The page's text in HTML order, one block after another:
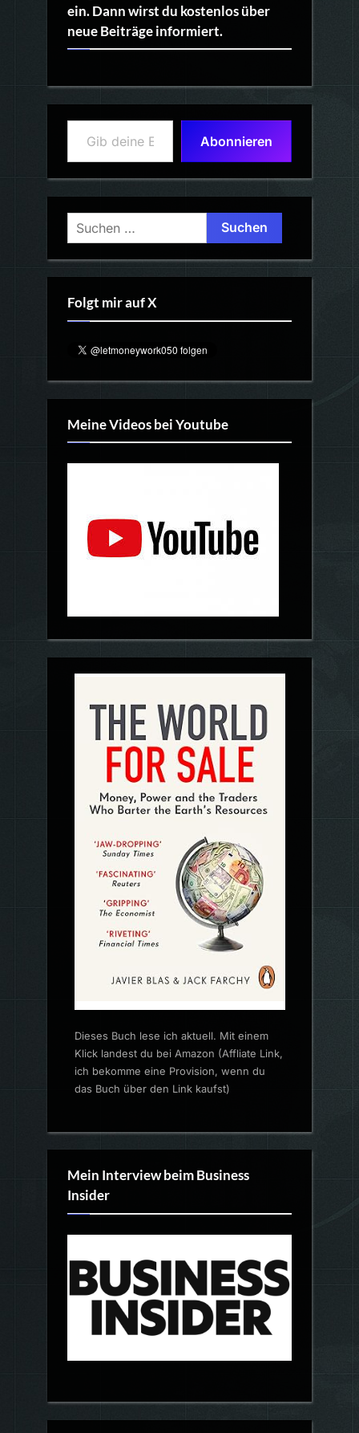
ein. Dann wirst du kostenlos über
neue Beiträge informiert.
Gib deine E-Mail-Adresse ein ...
Abonnieren
Suchen
nach:
Folgt mir auf X
Meine Videos bei Youtube
Dieses Buch lese ich aktuell. Mit einem
Klick landest du bei Amazon (Affliate Link,
ich bekomme eine Provision, wenn du
das Buch über den Link kaufst)
Mein Interview beim Business
Insider